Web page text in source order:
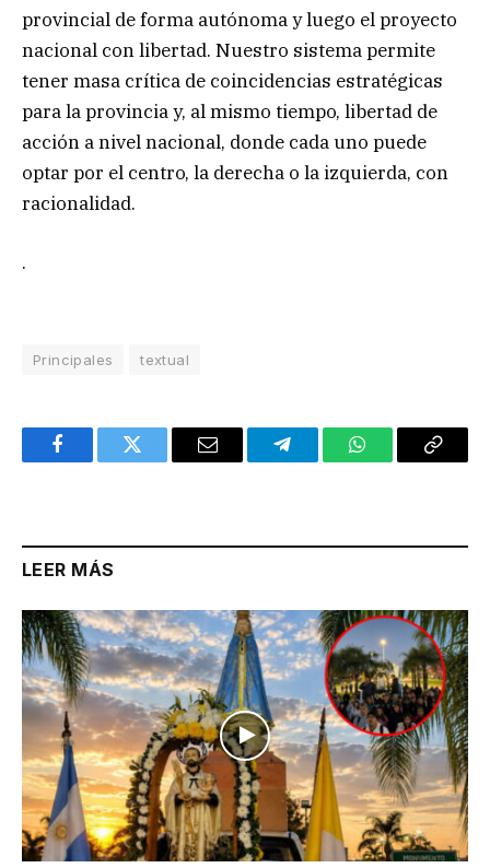
provincial de forma autónoma y luego el proyecto
nacional con libertad. Nuestro sistema permite
tener masa crítica de coincidencias estratégicas
para la provincia y, al mismo tiempo, libertad de
acción a nivel nacional, donde cada uno puede
optar por el centro, la derecha o la izquierda, con
racionalidad.
.
Principales textual
FacebookTwitter Email TelegramWhatsAppCopy
LEER MÁS